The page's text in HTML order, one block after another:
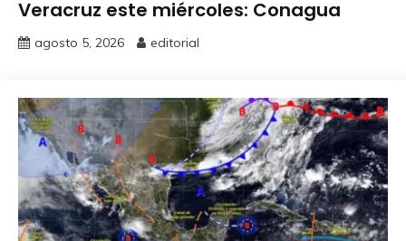
Veracruz este miércoles: Conagua
agosto 5, 2026 editorial